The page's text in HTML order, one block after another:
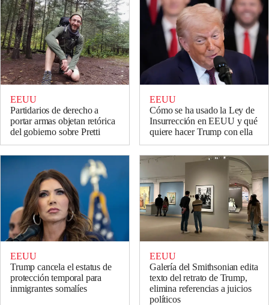
EEUU
Partidarios de derecho a
portar armas objetan retórica
del gobierno sobre Pretti
EEUU
Cómo se ha usado la Ley de
Insurrección en EEUU y qué
quiere hacer Trump con ella
EEUU
Trump cancela el estatus de
protección temporal para
inmigrantes somalíes
EEUU
Galería del Smithsonian edita
texto del retrato de Trump,
elimina referencias a juicios
políticos